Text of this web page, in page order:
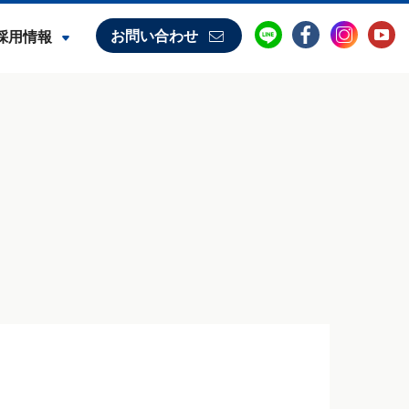
用情報 お問い合わせ